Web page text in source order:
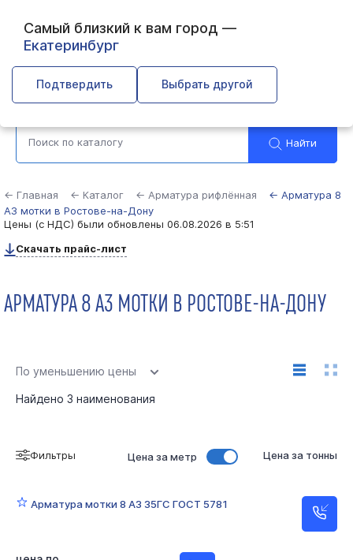
Самый близкий к вам город —
Екатеринбург
Подтвердить Выбрать другой
Ростов-на-Дону
Найти
← Главная ← Каталог ← Арматура рифлённая
← Арматура 8
А3 мотки в Ростове-на-Дону
Цены (с НДС) были обновлены 06.08.2026 в 5:51
Скачать прайс-лист
АРМАТУРА 8 А3 МОТКИ В РОСТОВЕ-НА-ДОНУ
По уменьшению цены
Найдено 3 наименования
Фильтры Цена за метр Цена за тонны
Арматура мотки 8 А3 35ГС ГОСТ 5781